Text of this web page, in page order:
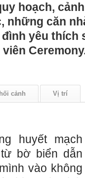
hoạch,
những căn
yêu thích
cảnh Vị trí
huyết mạch
bờ biển dẫn
vào không